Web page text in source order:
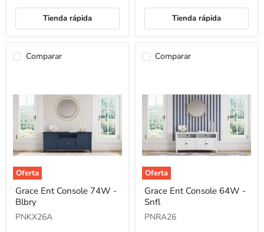
Tienda rápida Tienda rápida
Comparar
Oferta
Grace
Ent
Console
74W
Grace Ent Console 74W -
Blbry
PNKX26A
Comparar
Oferta
Grace
Ent
Console
64W
Grace Ent Console 64W -
Snfl
PNRA26